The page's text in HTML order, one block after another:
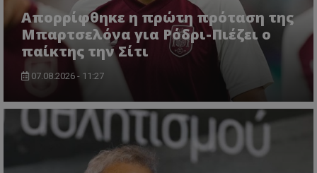
Απορρίφθηκε η πρώτη πρόταση της
Μπαρτσελόνα για Ρόδρι-Πιέζει ο
παίκτης την Σίτι
07.08.2026 - 11:27